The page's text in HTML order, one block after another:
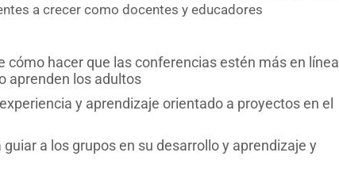
a crecer como docentes y educadores
cómo hacer que las conferencias estén más en línea
aprenden los adultos
y aprendizaje orientado a proyectos en el
guiar a los grupos en su desarrollo y aprendizaje y